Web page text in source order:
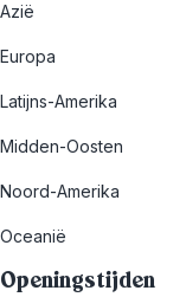
Azië
Europa
Latijns-Amerika
Midden-Oosten
Noord-Amerika
Oceanië
Openingstijden